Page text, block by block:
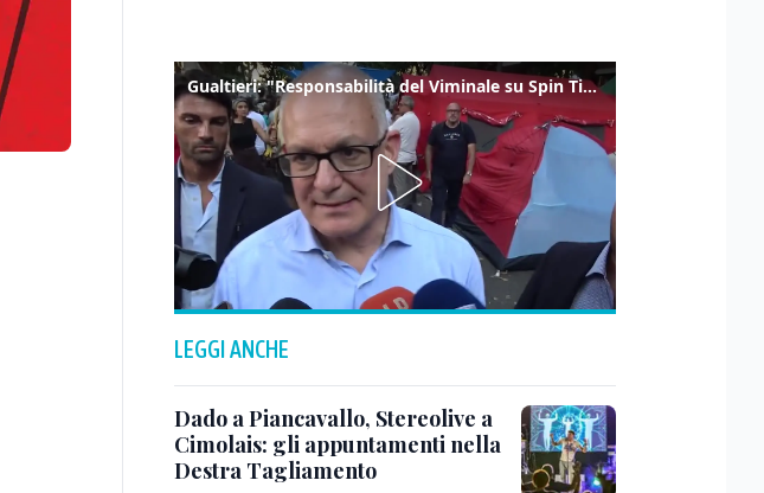
Gualtieri: "Responsabilità del Viminale su Spin Time? La posizione dei partiti è nota"
LEGGI ANCHE
Dado a Piancavallo, Stereolive a
Cimolais: gli appuntamenti nella
Destra Tagliamento